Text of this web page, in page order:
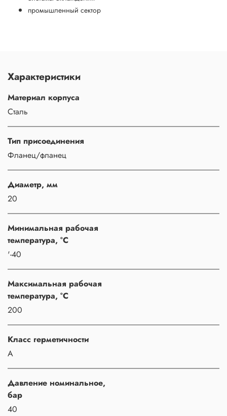
промышленный сектор
Характеристики
Материал корпуса
Сталь
Тип присоединения
Фланец/фланец
Диаметр, мм
20
Минимальная рабочая
температура, °C
'-40
Максимальная рабочая
температура, °C
200
Класс герметичности
A
Давление номинальное,
бар
40